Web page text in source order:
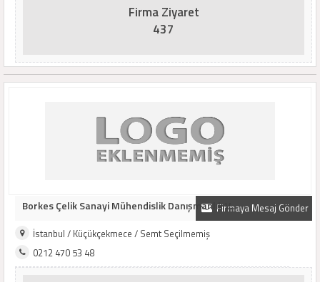
Firma Ziyaret
437
Firmaya Mesaj Gönder
Borkes Çelik Sanayi Mühendislik Danışmanlık V..
İstanbul / Küçükçekmece / Semt Seçilmemiş
0212 470 53 48